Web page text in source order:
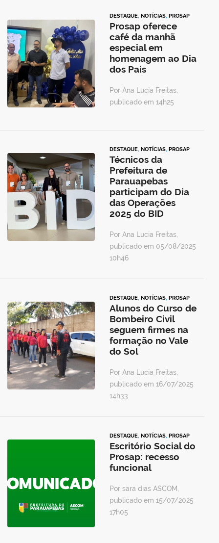
DESTAQUE, NOTÍCIAS, PROSAP
Prosap oferece
café da manhã
especial em
homenagem ao Dia
dos Pais
Por Ana Lucia Freitas,
publicado em 14h25
DESTAQUE, NOTÍCIAS, PROSAP
Técnicos da
Prefeitura de
Parauapebas
participam do Dia
das Operações
2025 do BID
Por Ana Lucia Freitas,
publicado em 05/08/2025
10h46
DESTAQUE, NOTÍCIAS, PROSAP
Alunos do Curso de
Bombeiro Civil
seguem firmes na
formação no Vale
do Sol
Por Ana Lucia Freitas,
publicado em 16/07/2025
14h33
DESTAQUE, NOTÍCIAS, PROSAP
Escritório Social do
Prosap: recesso
funcional
Por sara dias ASCOM,
publicado em 15/07/2025
17h05